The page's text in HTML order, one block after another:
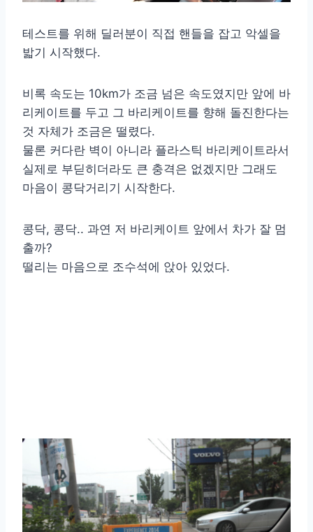
테스트를 위해 딜러분이 직접 핸들을 잡고 악셀을
밟기 시작했다.
비록 속도는 10km가 조금 넘은 속도였지만 앞에 바
리케이트를 두고 그 바리케이트를 향해 돌진한다는
것 자체가 조금은 떨렸다.
물론 커다란 벽이 아니라 플라스틱 바리케이트라서
실제로 부딛히더라도 큰 충격은 없겠지만 그래도
마음이 콩닥거리기 시작한다.
콩닥, 콩닥.. 과연 저 바리케이트 앞에서 차가 잘 멈
출까?
떨리는 마음으로 조수석에 앉아 있었다.